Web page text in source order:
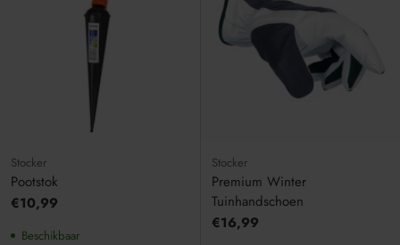
Stocker
Pootstok
€10,99
Beschikbaar
Stocker
Premium Winter
Tuinhandschoen
€16,99